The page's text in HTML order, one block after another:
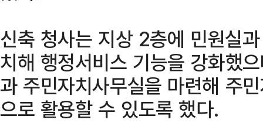
신축 청사는 지상 2층에 민원실
치해 행정서비스 기능을 강화했
과 주민자치사무실을 마련해 주
으로 활용할 수 있도록 했다.